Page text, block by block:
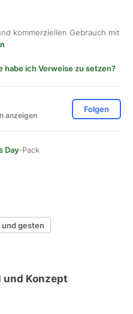
kommerziellen Gebrauch mit
habe ich Verweise zu setzen?
anzeigen
Folgen
Day-Pack
und gesten
Konzept